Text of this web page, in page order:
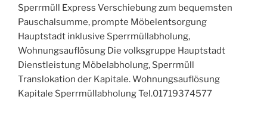
Sperrmüll Express Verschiebung zum bequemsten
Pauschalsumme, prompte Möbelentsorgung
Hauptstadt inklusive Sperrmüllabholung,
Wohnungsauflösung Die volksgruppe Hauptstadt
Dienstleistung Möbelabholung, Sperrmüll
Translokation der Kapitale. Wohnungsauflösung
Kapitale Sperrmüllabholung Tel.01719374577